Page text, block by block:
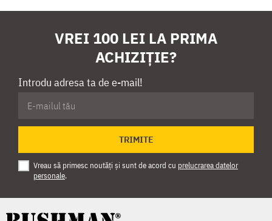
VREI 100 LEI LA PRIMA
ACHIZIȚIE?
Introdu adresa ta de e-mail!
TRIMITE
Vreau să primesc noutăți și sunt de acord cu prelucrarea datelor
personale.